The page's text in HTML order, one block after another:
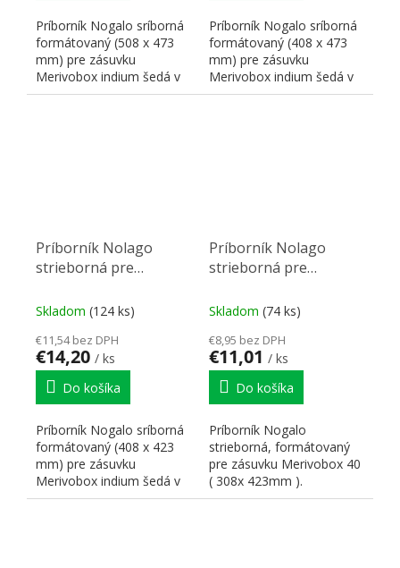
Príborník Nogalo sríborná
formátovaný (508 x 473
mm) pre zásuvku
Merivobox indium šedá v
hĺbke 500 mm pre skrinku
Príborník Nogalo sríborná
formátovaný (408 x 473
mm) pre zásuvku
Merivobox indium šedá v
hĺbke 500 mm pre skrinku
Príborník Nolago
strieborná pre
423 mm)
Skladom (124 ks)
€11,54 bez DPH
€14,20 / ks
Do košíka
Príborník Nogalo sríborná
formátovaný (408 x 423
mm) pre zásuvku
Merivobox indium šedá v
hĺbke 450 mm pre skrinku
Príborník Nolago
strieborná pre
423 mm)
Skladom (74 ks)
€8,95 bez DPH
€11,01 / ks
Do košíka
Príborník Nogalo
strieborná, formátovaný
pre zásuvku Merivobox 40
( 308x 423mm ).